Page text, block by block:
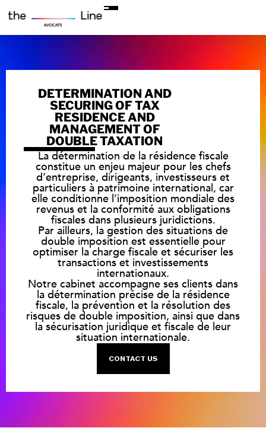
DETERMINATION AND
SECURING OF TAX
RESIDENCE AND
MANAGEMENT OF
DOUBLE TAXATION
La détermination de la résidence fiscale
constitue un enjeu majeur pour les chefs
d’entreprise, dirigeants, investisseurs et
particuliers à patrimoine international, car
elle conditionne l’imposition mondiale des
revenus et la conformité aux obligations
fiscales dans plusieurs juridictions.
Par ailleurs, la gestion des situations de
double imposition est essentielle pour
optimiser la charge fiscale et sécuriser les
transactions et investissements
internationaux.
Notre cabinet accompagne ses clients dans
la détermination précise de la résidence
fiscale, la prévention et la résolution des
risques de double imposition, ainsi que dans
la sécurisation juridique et fiscale de leur
situation internationale.
CONTACT US